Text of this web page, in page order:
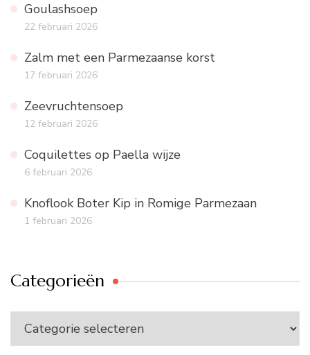
Goulashsoep
22 februari 2026
Zalm met een Parmezaanse korst
17 februari 2026
Zeevruchtensoep
12 februari 2026
Coquilettes op Paella wijze
6 februari 2026
Knoflook Boter Kip in Romige Parmezaan
1 februari 2026
Categorieën
Categorieën